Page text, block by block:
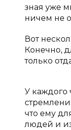
зная уже
ничем не
Вот
Конечно,
только
У каждого
что ему
людей и